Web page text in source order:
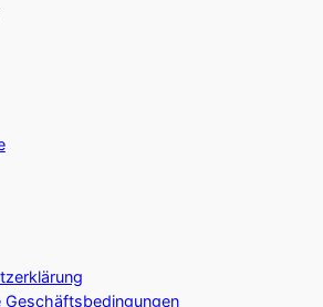
Geschäftsbedingungen